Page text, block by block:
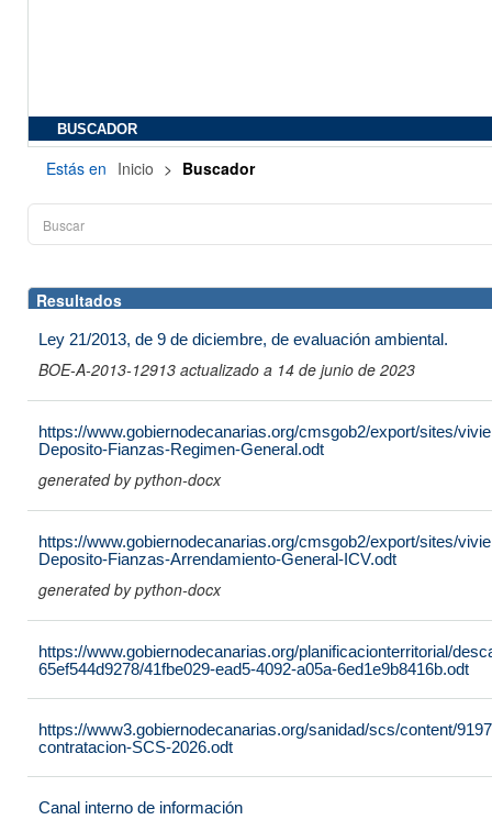
BUSCADOR
Estás en Inicio > Buscador
Resultados
Ley 21/2013, de 9 de diciembre, de evaluación ambiental.
BOE-A-2013-12913 actualizado a 14 de junio de 2023
https://www.gobiernodecanarias.org/cmsgob2/export/sites/
Deposito-Fianzas-Regimen-General.odt
generated by python-docx
https://www.gobiernodecanarias.org/cmsgob2/export/sites/
Deposito-Fianzas-Arrendamiento-General-ICV.odt
generated by python-docx
https://www.gobiernodecanarias.org/planificacionterritorial/
65ef544d9278/41fbe029-ead5-4092-a05a-6ed1e9b8416b.odt
https://www3.gobiernodecanarias.org/sanidad/scs/content/
contratacion-SCS-2026.odt
Canal interno de información